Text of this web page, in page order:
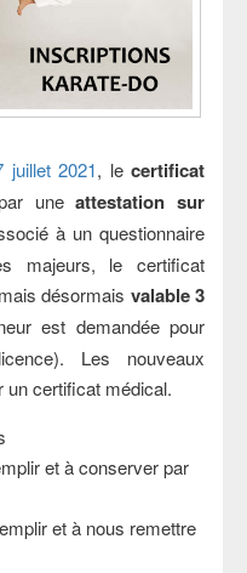
juillet 2021, lecertificat
uneattestation sur
à un questionnaire
majeurs, le certificat
désormais valable 3
est demandée pour
Les nouveaux
un certificat médical.
et à conserver par
et à nous remettre